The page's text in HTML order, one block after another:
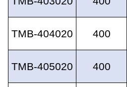
TMB-404020 400
TMB-405020 400